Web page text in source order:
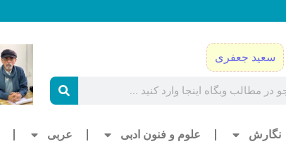
سعید جعفری
نگارش علوم و فنون ادبی عربی